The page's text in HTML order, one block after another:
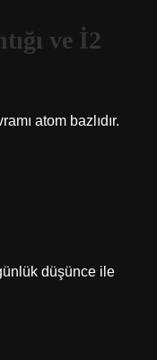
ve İ2
atom bazlıdır.
düşünce ile